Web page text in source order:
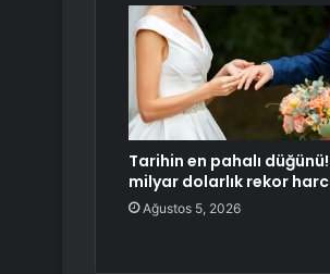
Tarihin en pahalı düğünü!
milyar dolarlık rekor
Ağustos 5, 2026